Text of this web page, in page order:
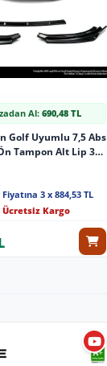
Al: 690,48 TL
Golf Uyumlu 7,5 Abs
Tampon Alt Lip 3
3 x 884,53 TL
Ücretsiz Kargo